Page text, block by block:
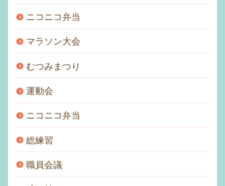
ニコニコ弁当
マラソン大会
むつみまつり
運動会
ニコニコ弁当
総練習
職員会議